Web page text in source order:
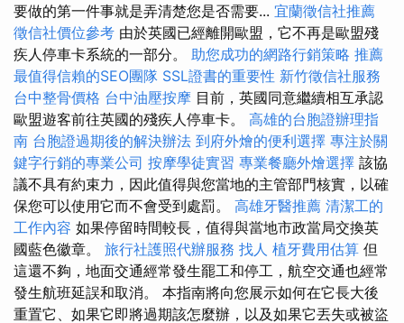
要做的第一件事就是弄清楚您是否需要... 宜蘭徵信社推薦
徵信社價位參考 由於英國已經離開歐盟，它不再是歐盟殘
疾人停車卡系統的一部分。 助您成功的網路行銷策略 推薦
最值得信賴的SEO團隊 SSL證書的重要性 新竹徵信社服務
台中整骨價格 台中油壓按摩 目前，英國同意繼續相互承認
歐盟遊客前往英國的殘疾人停車卡。 高雄的台胞證辦理指
南 台胞證過期後的解決辦法 到府外燴的便利選擇 專注於關
鍵字行銷的專業公司 按摩學徒實習 專業餐廳外燴選擇 該協
議不具有約束力，因此值得與您當地的主管部門核實，以確
保您可以使用它而不會受到處罰。 高雄牙醫推薦 清潔工的
工作內容 如果停留時間較長，值得與當地市政當局交換英
國藍色徽章。 旅行社護照代辦服務 找人 植牙費用估算 但
這還不夠，地面交通經常發生罷工和停工，航空交通也經常
發生航班延誤和取消。 本指南將向您展示如何在它長大後
重置它、如果它即將過期該怎麼辦，以及如果它丟失或被盜